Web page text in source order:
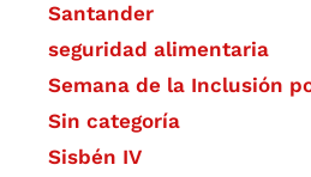
Santander
seguridad alimentaria
Semana de la Inclusión
Sin categoría
Sisbén IV